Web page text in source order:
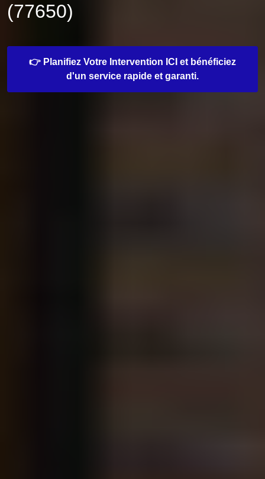
(77650)
👉 Planifiez Votre Intervention ICI et bénéficiez
d'un service rapide et garanti.